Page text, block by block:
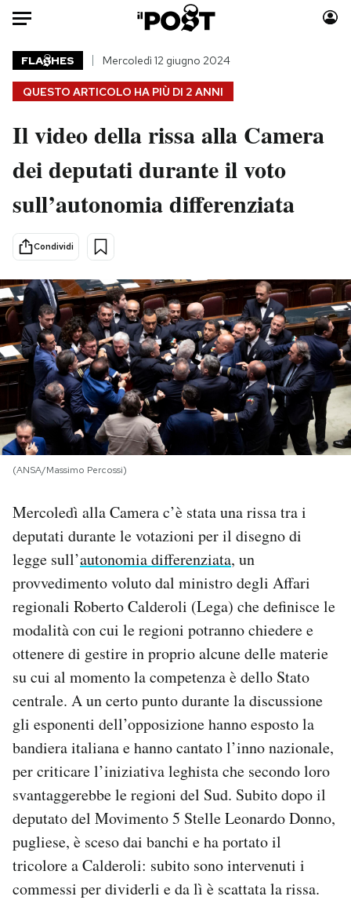
Auto
HOME
Italia
Politica
Tecnologia
Scienza
Economia
Sport
Moda
Consumismi
Storie/Idee
Altrecose
Mondiali calcio 2026
PODCAST
NEWSLETTER
SHOP
CALENDARIO
AREA PERSONALE
Area Personale
Newsletter
Regala il Post
Hai bisogno di aiuto?
Esci
QUESTO ARTICOLO HA PIÙ DI 2 ANNI
FLA HES Mercoledì 12 giugno 2024
Il video della rissa alla Camera
dei deputati durante il voto
sull’autonomia differenziata
Condividi
(ANSA/Massimo Percossi)
Mercoledì alla Camera c’è stata una rissa tra i
deputati durante le votazioni per il disegno di
legge sull’autonomia differenziata, un
provvedimento voluto dal ministro degli Affari
regionali Roberto Calderoli (Lega) che definisce le
modalità con cui le regioni potranno chiedere e
ottenere di gestire in proprio alcune delle materie
su cui al momento la competenza è dello Stato
centrale. A un certo punto durante la discussione
gli esponenti dell’opposizione hanno esposto la
bandiera italiana e hanno cantato l’inno nazionale,
per criticare l’iniziativa leghista che secondo loro
svantaggerebbe le regioni del Sud. Subito dopo il
deputato del Movimento 5 Stelle Leonardo Donno,
pugliese, è sceso dai banchi e ha portato il
tricolore a Calderoli: subito sono intervenuti i
commessi per dividerli e da lì è scattata la rissa.